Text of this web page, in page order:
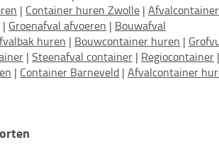
| Container huren Zwolle | Afvalcontainer
| Groenafval afvoeren | Bouwafval
huren | Bouwcontainer huren |
| Steenafval container | Regiocontainer |
| Container Barneveld | Afvalcontainer